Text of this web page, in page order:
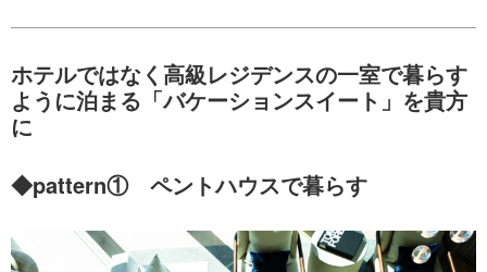
ホテルではなく高級レジデンスの一室で暮らす
ように泊まる「バケーションスイート」を貴方
に
◆pattern① ペントハウスで暮らす